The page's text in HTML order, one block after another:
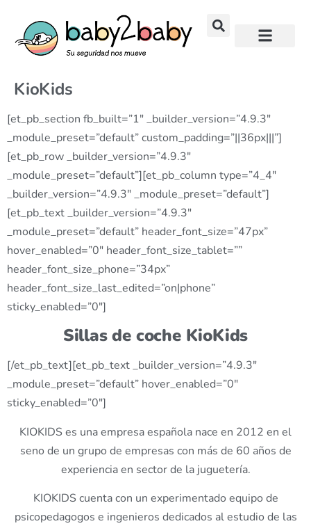
KioKids
[et_pb_section fb_built=”1″ _builder_version=”4.9.3″
_module_preset=”default” custom_padding=”||36px|||”]
[et_pb_row _builder_version=”4.9.3″
_module_preset=”default”][et_pb_column type=”4_4″
_builder_version=”4.9.3″ _module_preset=”default”]
[et_pb_text _builder_version=”4.9.3″
_module_preset=”default” header_font_size=”47px”
hover_enabled=”0″ header_font_size_tablet=””
header_font_size_phone=”34px”
header_font_size_last_edited=”on|phone”
sticky_enabled=”0″]
Sillas de coche KioKids
[/et_pb_text][et_pb_text _builder_version=”4.9.3″
_module_preset=”default” hover_enabled=”0″
sticky_enabled=”0″]
KIOKIDS es una empresa española nace en 2012 en el
seno de un grupo de empresas con más de 60 años de
experiencia en sector de la juguetería.
KIOKIDS cuenta con un experimentado equipo de
psicopedagogos e ingenieros dedicados al estudio de las